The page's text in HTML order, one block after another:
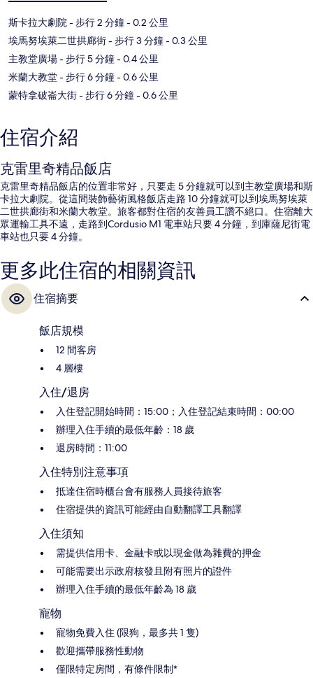
斯卡拉大劇院- 步行 2 分鐘- 0.2 公里
埃馬努埃萊二世拱廊街- 步行 3 分鐘- 0.3 公里
主教堂廣場- 步行 5 分鐘- 0.4 公里
米蘭大教堂- 步行 6 分鐘- 0.6 公里
蒙特拿破崙大街- 步行 6 分鐘- 0.6 公里
住宿介紹
克雷里奇精品飯店
克雷里奇精品飯店的位置非常好，只要走 5 分鐘就可以到主教堂廣場和斯
卡拉大劇院。從這間裝飾藝術風格飯店走路 10 分鐘就可以到埃馬努埃萊
二世拱廊街和米蘭大教堂。旅客都對住宿的友善員工讚不絕口。住宿離大
眾運輸工具不遠，走路到Cordusio M1 電車站只要 4 分鐘，到庫薩尼街電
車站也只要 4 分鐘。
更多此住宿的相關資訊
住宿摘要
飯店規模
12 間客房
4 層樓
入住/退房
入住登記開始時間：15:00；入住登記結束時間：00:00
辦理入住手續的最低年齡：18 歲
退房時間：11:00
入住特別注意事項
抵達住宿時櫃台會有服務人員接待旅客
住宿提供的資訊可能經由自動翻譯工具翻譯
入住須知
需提供信用卡、金融卡或以現金做為雜費的押金
可能需要出示政府核發且附有照片的證件
辦理入住手續的最低年齡為 18 歲
寵物
寵物免費入住 (限狗，最多共 1 隻)
歡迎攜帶服務性動物
僅限特定房間，有條件限制*